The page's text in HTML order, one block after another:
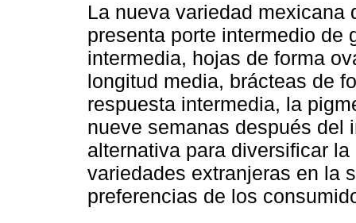
La nueva variedad mexicana
presenta porte intermedio de
intermedia, hojas de forma
longitud media, brácteas de
respuesta intermedia, la
nueve semanas después del
alternativa para diversificar
variedades extranjeras en la
preferencias de los